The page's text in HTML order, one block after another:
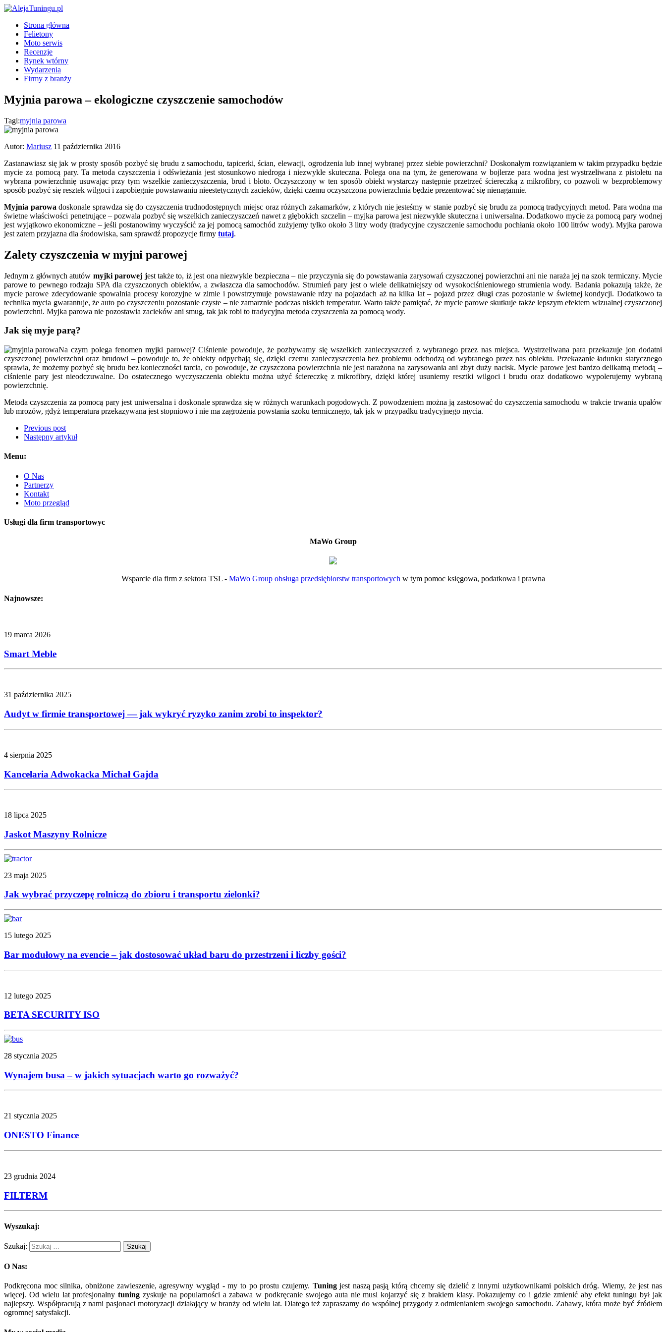
Strona główna
Felietony
Moto serwis
Recenzje
Rynek wtórny
Wydarzenia
Firmy z branży
Myjnia parowa – ekologiczne czyszczenie samochodów
Tagi:myjnia parowa
Autor: Mariusz 11 października 2016
Zastanawiasz się jak w prosty sposób pozbyć się brudu z samochodu, tapicerki, ścian, elewacji, ogrodzenia lub innej wybranej przez siebie powierzchni? Doskonałym rozwiązaniem w takim przypadku będzie
mycie za pomocą pary. Ta metoda czyszczenia i odświeżania jest stosunkowo niedroga i niezwykle skuteczna. Polega ona na tym, że generowana w bojlerze para wodna jest wystrzeliwana z pistoletu na
wybrana powierzchnię usuwając przy tym wszelkie zanieczyszczenia, brud i błoto. Oczyszczony w ten sposób obiekt wystarczy następnie przetrzeć ściereczką z mikrofibry, co pozwoli w bezproblemowy
sposób pozbyć się resztek wilgoci i zapobiegnie powstawaniu nieestetycznych zacieków, dzięki czemu oczyszczona powierzchnia będzie prezentować się nienagannie.
Myjnia parowa doskonale sprawdza się do czyszczenia trudnodostępnych miejsc oraz różnych zakamarków, z których nie jesteśmy w stanie pozbyć się brudu za pomocą tradycyjnych metod. Para wodna ma
świetne właściwości penetrujące – pozwala pozbyć się wszelkich zanieczyszczeń nawet z głębokich szczelin – myjka parowa jest niezwykle skuteczna i uniwersalna. Dodatkowo mycie za pomocą pary wodnej
jest wyjątkowo ekonomiczne – jeśli postanowimy wyczyścić za jej pomocą samochód zużyjemy tylko około 3 litry wody (tradycyjne czyszczenie samochodu pochłania około 100 litrów wody). Myjka parowa
jest zatem przyjazna dla środowiska, sam sprawdź propozycje firmy tutaj.
Zalety czyszczenia w myjni parowej
Jednym z głównych atutów myjki parowej jest także to, iż jest ona niezwykle bezpieczna – nie przyczynia się do powstawania zarysowań czyszczonej powierzchni ani nie naraża jej na szok termiczny. Mycie
parowe to pewnego rodzaju SPA dla czyszczonych obiektów, a zwłaszcza dla samochodów. Strumień pary jest o wiele delikatniejszy od wysokociśnieniowego strumienia wody. Badania pokazują także, że
mycie parowe zdecydowanie spowalnia procesy korozyjne w zimie i powstrzymuje powstawanie rdzy na pojazdach aż na kilka lat – pojazd przez długi czas pozostanie w świetnej kondycji. Dodatkowo ta
technika mycia gwarantuje, że auto po czyszczeniu pozostanie czyste – nie zamarznie podczas niskich temperatur. Warto także pamiętać, że mycie parowe skutkuje także lepszym efektem wizualnej czyszczonej
powierzchni. Myjka parowa nie pozostawia zacieków ani smug, tak jak robi to tradycyjna metoda czyszczenia za pomocą wody.
Jak się myje parą?
Na czym polega fenomen myjki parowej? Ciśnienie powoduje, że pozbywamy się wszelkich zanieczyszczeń z wybranego przez nas miejsca. Wystrzeliwana para przekazuje jon dodatni
czyszczonej powierzchni oraz brudowi – powoduje to, że obiekty odpychają się, dzięki czemu zanieczyszczenia bez problemu odchodzą od wybranego przez nas obiektu. Przekazanie ładunku statycznego
sprawia, że możemy pozbyć się brudu bez konieczności tarcia, co powoduje, że czyszczona powierzchnia nie jest narażona na zarysowania ani zbyt duży nacisk. Mycie parowe jest bardzo delikatną metodą –
ciśnienie pary jest nieodczuwalne. Do ostatecznego wyczyszczenia obiektu można użyć ściereczkę z mikrofibry, dzięki której usuniemy resztki wilgoci i brudu oraz dodatkowo wypolerujemy wybraną
powierzchnię.
Metoda czyszczenia za pomocą pary jest uniwersalna i doskonale sprawdza się w różnych warunkach pogodowych. Z powodzeniem można ją zastosować do czyszczenia samochodu w trakcie trwania upałów
lub mrozów, gdyż temperatura przekazywana jest stopniowo i nie ma zagrożenia powstania szoku termicznego, tak jak w przypadku tradycyjnego mycia.
Previous post
Następny artykuł
Menu:
O Nas
Partnerzy
Kontakt
Moto przegląd
Usługi dla firm transportowyc
MaWo Group
Wsparcie dla firm z sektora TSL - MaWo Group obsługa przedsiębiorstw transportowych w tym pomoc księgowa, podatkowa i prawna
Najnowsze:
19 marca 2026
Smart Meble
31 października 2025
Audyt w firmie transportowej — jak wykryć ryzyko zanim zrobi to inspektor?
4 sierpnia 2025
Kancelaria Adwokacka Michał Gajda
18 lipca 2025
Jaskot Maszyny Rolnicze
23 maja 2025
Jak wybrać przyczepę rolniczą do zbioru i transportu zielonki?
15 lutego 2025
Bar modułowy na evencie – jak dostosować układ baru do przestrzeni i liczby gości?
12 lutego 2025
BETA SECURITY ISO
28 stycznia 2025
Wynajem busa – w jakich sytuacjach warto go rozważyć?
21 stycznia 2025
ONESTO Finance
23 grudnia 2024
FILTERM
Wyszukaj:
Szukaj:
O Nas:
Podkręcona moc silnika, obniżone zawieszenie, agresywny wygląd - my to po prostu czujemy. Tuningjest naszą pasją którą chcemy się dzielić z innymi użytkownikami polskich dróg. Wiemy, że jest nas
więcej. Od wielu lat profesjonalnytuning zyskuje na popularności a zabawa w podkręcanie swojego auta nie musi kojarzyć się z brakiem klasy. Pokazujemy co i gdzie zmienić aby efekt tuningu był jak
najlepszy. Współpracują z nami pasjonaci motoryzacji działający w branży od wielu lat. Dlatego też zapraszamy do wspólnej przygody z odmienianiem swojego samochodu. Zabawy, która może być źródłem
ogromnej satysfakcji.